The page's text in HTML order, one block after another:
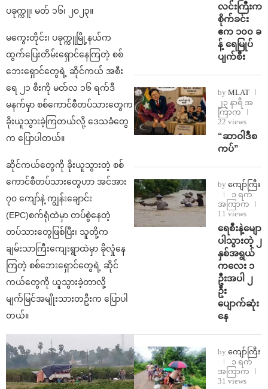
ပခုက္ကူ၊ မတ် ၁၆၊ ၂၀၂၃။
မကွေးတိုင်း၊ ပခုက္ကူမြို့နယ်က
ထွက်ပြေးတိမ်းရှောင်နေကြတဲ့ စစ်
ဘေးရှောင်တွေရဲ့ ဆိုင်ကယ် အစီး
ရေ ၂၁ စီးကို မတ်လ ၁၆ ရက်ဒီ
မနက်မှာ စစ်ကောင်စီတပ်သားတွေက
ခိုးယူသွားခဲ့ကြတယ်လို့ ဒေသခံတွေ
က ပြောပါတယ်။
ဆိုင်ကယ်တွေကို ခိုးယူသွားတဲ့ စစ်
ကောင်စီတပ်သားတွေဟာ အင်အား
၇၀ ကျော်နဲ့ ကျွန်းချောင်း
(EPC)စက်ရုံထဲမှာ တပ်စွဲနေတဲ့
တပ်သားတွေဖြစ်ပြီး၊ သူတို့က
ချမ်းသာကြီးကျေးရွာထဲမှာ ခိုလှုံနေ
ကြတဲ့ စစ်ဘေးရှောင်တွေရဲ့ ဆိုင်
ကယ်တွေကို ယူသွားခဲ့တာလို့
မျက်မြင်အမျိုးသားတဦးက ပြောပါ
တယ်။
လင်းကြီးက
စိုက်ခင်း
ဧက ၁၀၀ ခ
န့် ရေမြုပ်
ပျက်စီး
by MLAT
၂၃ နာရီ အ
ကြာက
22 views
“ဆာဝါဒီစ
ကပ်”
by ကျော်ကြီး
၁ ရက်
အကြာက
11 views
ရေစီးနဲ့မျော
ပါသွားတဲ့ ၂
နှစ်အရွယ်
ကလေး ၁
ဦးအပါ ၂
ဦး
ပျောက်ဆုံး
နေ
by ကျော်ကြီး
၁ ရက်
အကြာက
31 views